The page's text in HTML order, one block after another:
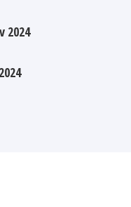
2024